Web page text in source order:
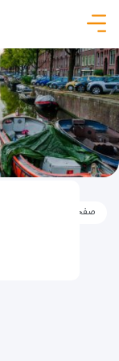
صفحه نخست